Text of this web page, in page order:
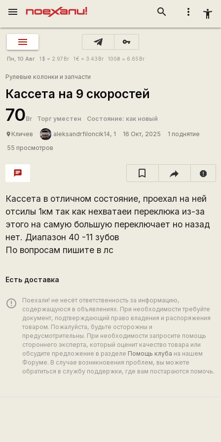
more_vert accessibility_new
search
menu
vpn_key
Пн, 10 Авг 1 $ = 2.97 Br 1€ = 3.43 Br 100₴ = 6.65 Br
Рулевые колонки и запчасти
Кассета на 9 скоростей
70Br Торг уместен Состояние: как новый
place Кличев aleksandrfiloncik14, 1 16 Окт, 2025
1 поднятие
55 просмотров
chat report
Кассета в отличном состояние, проехал на ней
отсилы 1км так как нехватаеи переклюка из-за
этого на самую большую переключает но назад
нет. Диапазон 40 -11 зубов
По вопросам пишите в лс
Есть доставка
error_outline
Поехали! не несёт ответственность за информацию,
содержащуюся в объявлениях. При необходимости требуйте
документ, подтверждающий право владения и распоряжения
товаром. Пожалуйста, будьте осторожны и
предусмотрительны. При необходимости запросите помощь
стороннего эксперта, который оценит качество товара или
обсудите предложение в разделе Помощь клуба на нашем
Форуме. В случае возникновения проблем, вы можете
обратиться в службу поддержки, где вам постараются помочь.